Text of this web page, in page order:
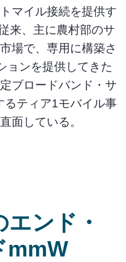
マイル接続を提供す
来、主に農村部のサ
場で、専用に構築さ
ョンを提供してきた
ブロードバンド・サ
るティア1モバイル事
面している。
ンド・
mmW